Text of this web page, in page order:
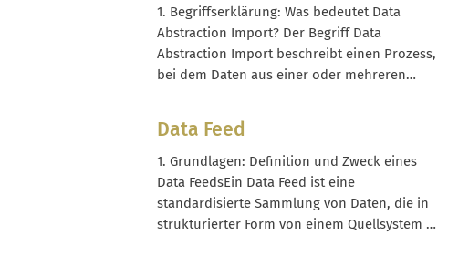
ohne dass ein klassischer Referrer wie
facebook.com oder instagram.com
übergeben...
1. Begriffserklärung: Was bedeutet Data
Abstraction Import? Der Begriff Data
Abstraction Import beschreibt einen Prozess,
bei dem Daten aus einer oder mehreren
und in ein abstraktes Zielschema überführt
werden. Die Besonderheit liegt in der
Abstraktionsebene: Es geht nicht nur um das
reine Importieren, sondern um...
Data Feed
1. Grundlagen: Definition und Zweck eines
Data FeedsEin Data Feed ist eine
standardisierte Sammlung von Daten, die in
strukturierter Form von einem Quellsystem an